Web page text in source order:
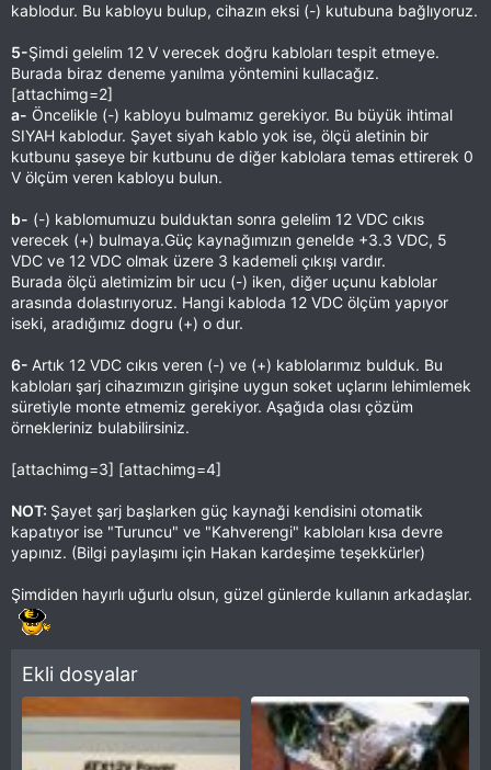
kablodur. Bu kabloyu bulup, cihazın eksi (-) kutubuna bağlıyoruz.
5-Şimdi gelelim 12 V verecek doğru kabloları tespit etmeye.
Burada biraz deneme yanılma yöntemini kullacağız.
[attachimg=2]
a- Öncelikle (-) kabloyu bulmamız gerekiyor. Bu büyük ihtimal
SIYAH kablodur. Şayet siyah kablo yok ise, ölçü aletinin bir
kutbunu şaseye bir kutbunu de diğer kablolara temas ettirerek 0
V ölçüm veren kabloyu bulun.
b- (-) kablomumuzu bulduktan sonra gelelim 12 VDC cıkıs
verecek (+) bulmaya.Güç kaynağımızın genelde +3.3 VDC, 5
VDC ve 12 VDC olmak üzere 3 kademeli çıkışı vardır.
Burada ölçü aletimizim bir ucu (-) iken, diğer uçunu kablolar
arasında dolastırıyoruz. Hangi kabloda 12 VDC ölçüm yapıyor
iseki, aradığımız dogru (+) o dur.
6- Artık 12 VDC cıkıs veren (-) ve (+) kablolarımız bulduk. Bu
kabloları şarj cihazımızın girişine uygun soket uçlarını lehimlemek
süretiyle monte etmemiz gerekiyor. Aşağıda olası çözüm
örnekleriniz bulabilirsiniz.
[attachimg=3] [attachimg=4]
NOT: Şayet şarj başlarken güç kaynaği kendisini otomatik
kapatıyor ise "Turuncu" ve "Kahverengi" kabloları kısa devre
yapınız. (Bilgi paylaşımı için Hakan kardeşime teşekkürler)
Şimdiden hayırlı uğurlu olsun, güzel günlerde kullanın arkadaşlar.
Ekli dosyalar